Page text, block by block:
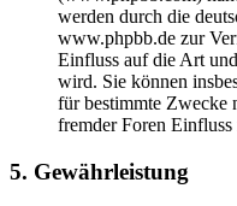
werden durch die
www.phpbb.de zur
Einfluss auf die Art
wird. Sie können
für bestimmte Zwecke
fremder Foren Einfluss
5. Gewährleistung